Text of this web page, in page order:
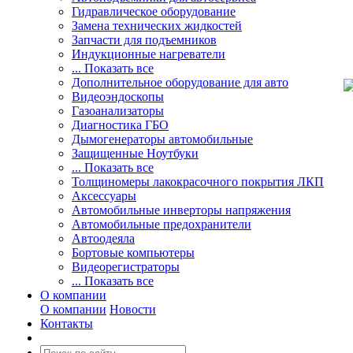
Гидравлическое оборудование
Замена технических жидкостей
Запчасти для подъемников
Индукционные нагреватели
... Показать все
Дополнительное оборудование для авто
Видеоэндоскопы
Газоанализаторы
Диагностика ГБО
Дымогенераторы автомобильные
Защищенные Ноутбуки
... Показать все
Толщиномеры лакокрасочного покрытия ЛКП
Аксессуары
Автомобильные инверторы напряжения
Автомобильные предохранители
Автоодеяла
Бортовые компьютеры
Видеорегистраторы
... Показать все
О компании
О компании Новости
Контакты